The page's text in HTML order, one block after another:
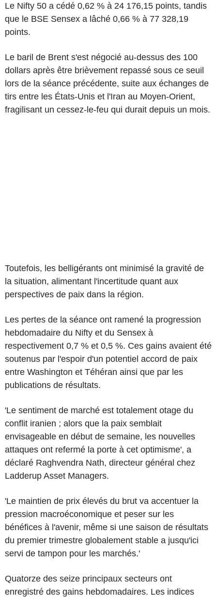
Le Nifty 50 a cédé 0,62 % à 24 176,15 points, tandis
que le BSE Sensex a lâché 0,66 % à 77 328,19
points.
Le baril de Brent s'est négocié au-dessus des 100
dollars après être brièvement repassé sous ce seuil
lors de la séance précédente, suite aux échanges de
tirs entre les États-Unis et l'Iran au Moyen-Orient,
fragilisant un cessez-le-feu qui durait depuis un mois.
Toutefois, les belligérants ont minimisé la gravité de
la situation, alimentant l'incertitude quant aux
perspectives de paix dans la région.
Les pertes de la séance ont ramené la progression
hebdomadaire du Nifty et du Sensex à
respectivement 0,7 % et 0,5 %. Ces gains avaient été
soutenus par l'espoir d'un potentiel accord de paix
entre Washington et Téhéran ainsi que par les
publications de résultats.
'Le sentiment de marché est totalement otage du
conflit iranien ; alors que la paix semblait
envisageable en début de semaine, les nouvelles
attaques ont refermé la porte à cet optimisme', a
déclaré Raghvendra Nath, directeur général chez
Ladderup Asset Managers.
'Le maintien de prix élevés du brut va accentuer la
pression macroéconomique et peser sur les
bénéfices à l'avenir, même si une saison de résultats
du premier trimestre globalement stable a jusqu'ici
servi de tampon pour les marchés.'
Quatorze des seize principaux secteurs ont
enregistré des gains hebdomadaires. Les indices